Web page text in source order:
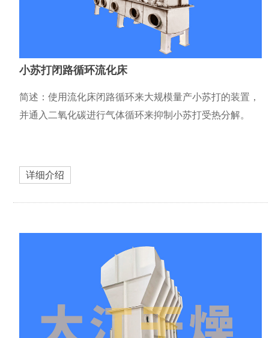
小苏打闭路循环流化床
简述：使用流化床闭路循环来大规模量产小苏打的装置，
并通入二氧化碳进行气体循环来抑制小苏打受热分解。
详细介绍